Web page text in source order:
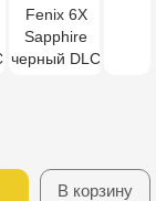
В корзину